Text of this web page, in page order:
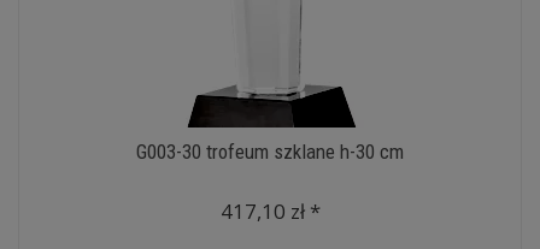
G003-30 trofeum szklane h-30 cm
417,10 zł *